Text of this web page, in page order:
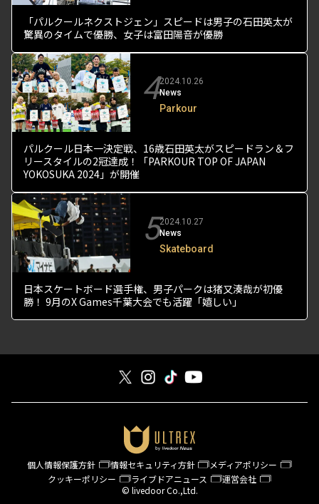
「パルクールネクストジェン」スピードは男子の石田英太が
驚異のタイムで優勝、女子は富田陽音が優勝
42024.10.26
News
Parkour
パルクール日本一決定戦、16歳石田英太がスピードラン＆フ
リースタイルの2冠達成！「PARKOUR TOP OF JAPAN
YOKOSUKA 2024」が開催
52024.10.27
News
Skateboard
日本スケートボード選手権、男子パークは猪又湊哉が初優
勝！ 9月のX Games千葉大会でも活躍「嬉しい」
個人情報保護方針 情報セキュリティ方針
メディアポリシー
クッキーポリシー
ライブドアニュース
運営会社
© livedoor Co.,Ltd.